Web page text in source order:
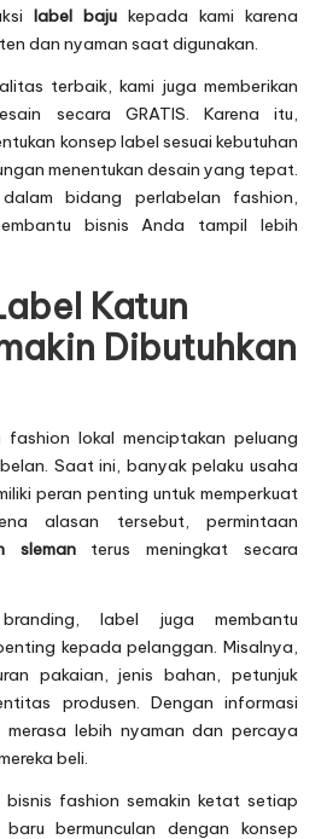
label baju kepada kami karena
dan nyaman saat digunakan.
terbaik, kami juga memberikan
secara GRATIS. Karena itu,
konsep label sesuai kebutuhan
menentukan desain yang tepat.
bidang perlabelan fashion,
bisnis Anda tampil lebih
Katun
Dibutuhkan
fashion lokal menciptakan peluang
Saat ini, banyak pelaku usaha
peran penting untuk memperkuat
alasan tersebut, permintaan
slemanterus meningkat secara
label juga membantu
kepada pelanggan. Misalnya,
pakaian, jenis bahan, petunjuk
produsen. Dengan informasi
lebih nyaman dan percaya
beli.
fashion semakin ketat setiap
bermunculan dengan konsep